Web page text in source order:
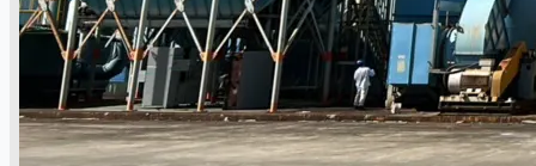
关于我们